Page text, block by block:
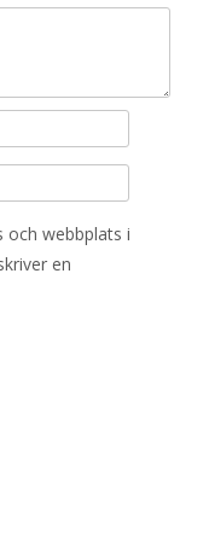
och webbplats i
en